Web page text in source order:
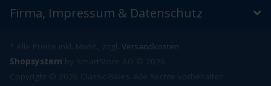
Firma, Impressum & Datenschutz
* Alle Preise inkl. MwSt., zzgl. Versandkosten
Shopsystem by SmartStore AG © 2026
Copyright © 2026 Classic-Bikes. Alle Rechte vorbehalten.